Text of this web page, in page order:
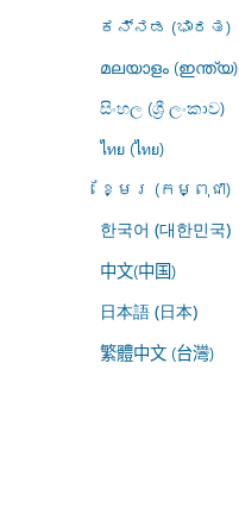
ಕನ್ನಡ (ಭಾರತ)
മലയാളം (ഇന്ത്യ)
සිංහල (ශ්‍රී ලංකාව)
ไทย (ไทย)
ខ្មែរ (កម្ពុជា)
한국어 (대한민국)
中文(中国)
日本語 (日本)
繁體中文 (台灣)